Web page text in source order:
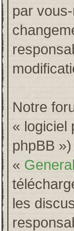
par
Notre
« logiciel
phpBB
«
les